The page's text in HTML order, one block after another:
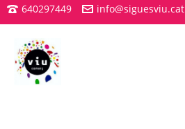
640297449 info@siguesviu.cat